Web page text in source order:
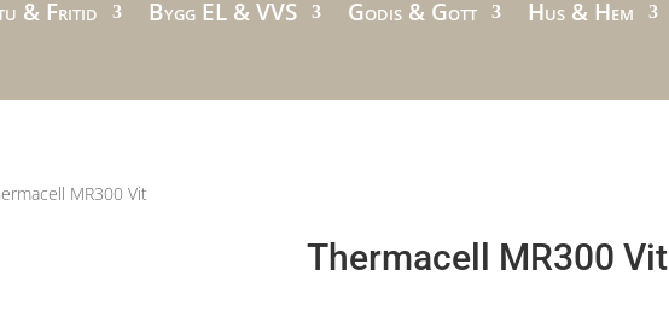
& Fritid Bygg EL & VVS Godis & Gott Hus & Hem
MR300 Vit
Thermacell MR300 Vit